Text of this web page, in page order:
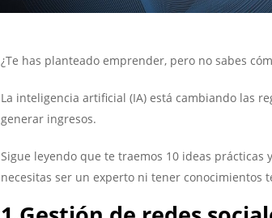
¿Te has planteado emprender, pero no sabes
La inteligencia artificial (IA) está cambiando las
generar ingresos.
Sigue leyendo que te traemos 10 ideas
necesitas ser un experto ni tener conocimientos